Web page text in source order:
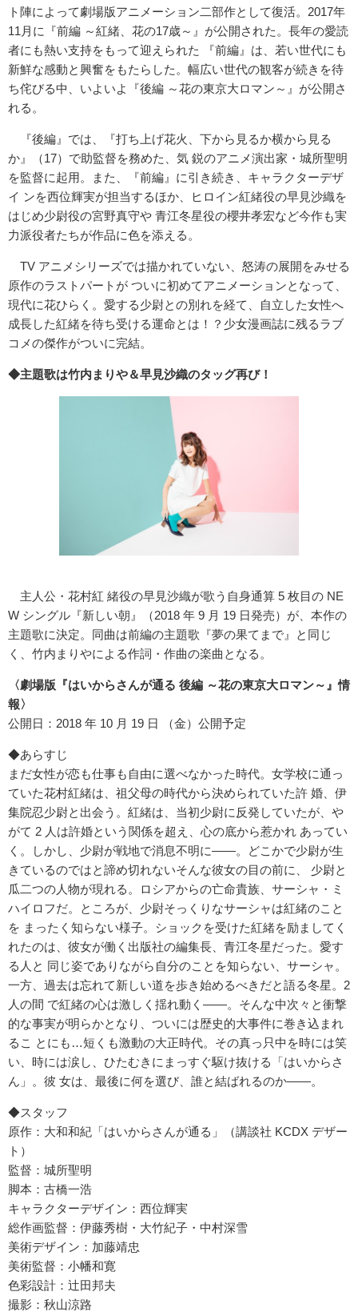
ト陣によって劇場版アニメーション二部作として復活。2017年
11月に『前編 ～紅緒、花の17歳～』が公開された。長年の愛読
者にも熱い支持をもって迎えられた 『前編』は、若い世代にも
新鮮な感動と興奮をもたらした。幅広い世代の観客が続きを待
ち侘びる中、いよいよ『後編 ～花の東京大ロマン～』が公開さ
れる。
『後編』では、『打ち上げ花火、下から見るか横から見る
か』（17）で助監督を務めた、気 鋭のアニメ演出家・城所聖明
を監督に起用。また、『前編』に引き続き、キャラクターデザ
イ ンを西位輝実が担当するほか、ヒロイン紅緒役の早見沙織を
はじめ少尉役の宮野真守や 青江冬星役の櫻井孝宏など今作も実
力派役者たちが作品に色を添える。
TV アニメシリーズでは描かれていない、怒涛の展開をみせる
原作のラストパートが ついに初めてアニメーションとなって、
現代に花ひらく。愛する少尉との別れを経て、自立した女性へ
成長した紅緒を待ち受ける運命とは！？少女漫画誌に残るラブ
コメの傑作がついに完結。
◆主題歌は竹内まりや＆早見沙織のタッグ再び！
主人公・花村紅 緒役の早見沙織が歌う自身通算 5 枚目の NE
W シングル『新しい朝』（2018 年 9 月 19 日発売）が、本作の
主題歌に決定。同曲は前編の主題歌『夢の果てまで』と同じ
く、竹内まりやによる作詞・作曲の楽曲となる。
〈劇場版『はいからさんが通る 後編 ～花の東京大ロマン～』情
報〉
公開日：2018 年 10 月 19 日 （金）公開予定
◆あらすじ
まだ女性が恋も仕事も自由に選べなかった時代。女学校に通っ
ていた花村紅緒は、祖父母の時代から決められていた許 婚、伊
集院忍少尉と出会う。紅緒は、当初少尉に反発していたが、や
がて 2 人は許婚という関係を超え、心の底から惹かれ あってい
く。しかし、少尉が戦地で消息不明に――。どこかで少尉が生
きているのではと諦め切れないそんな彼女の目の前に、 少尉と
瓜二つの人物が現れる。ロシアからの亡命貴族、サーシャ・ミ
ハイロフだ。ところが、少尉そっくりなサーシャは紅緒のこと
を まったく知らない様子。ショックを受けた紅緒を励ましてく
れたのは、彼女が働く出版社の編集長、青江冬星だった。愛す
る人と 同じ姿でありながら自分のことを知らない、サーシャ。
一方、過去は忘れて新しい道を歩き始めるべきだと語る冬星。2
人の間 で紅緒の心は激しく揺れ動く――。そんな中次々と衝撃
的な事実が明らかとなり、ついには歴史的大事件に巻き込まれ
るこ とにも…短くも激動の大正時代。その真っ只中を時には笑
い、時には涙し、ひたむきにまっすぐ駆け抜ける「はいからさ
ん」。彼 女は、最後に何を選び、誰と結ばれるのか――。
◆スタッフ
原作：大和和紀「はいからさんが通る」（講談社 KCDX デザー
ト）
監督：城所聖明
脚本：古橋一浩
キャラクターデザイン：西位輝実
総作画監督：伊藤秀樹・大竹紀子・中村深雪
美術デザイン：加藤靖忠
美術監督：小幡和寛
色彩設計：辻田邦夫
撮影：秋山涼路